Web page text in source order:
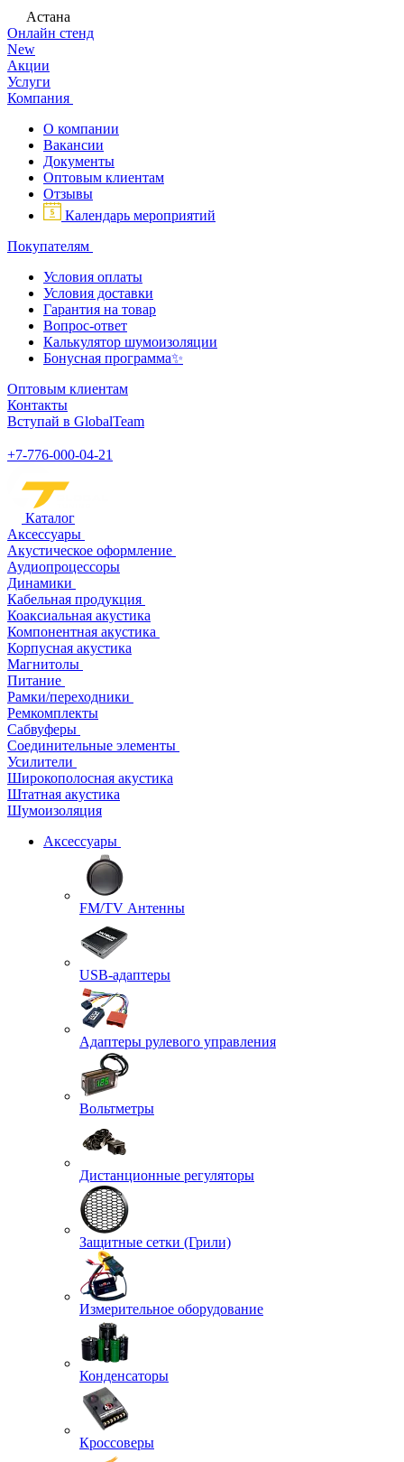
Астана
Онлайн стенд
New
Акции
Услуги
Компания
О компании
Вакансии
Документы
Оптовым клиентам
Отзывы
Календарь мероприятий
Покупателям
Условия оплаты
Условия доставки
Гарантия на товар
Вопрос-ответ
Калькулятор шумоизоляции
Бонусная программа✨
Оптовым клиентам
Контакты
Вступай в GlobalTeam
+7-776-000-04-21
Каталог
Аксессуары
Акустическое оформление
Аудиопроцессоры
Динамики
Кабельная продукция
Коаксиальная акустика
Компонентная акустика
Корпусная акустика
Магнитолы
Питание
Рамки/переходники
Ремкомплекты
Сабвуферы
Соединительные элементы
Усилители
Широкополосная акустика
Штатная акустика
Шумоизоляция
Аксессуары
FM/TV Антенны
USB-адаптеры
Адаптеры рулевого управления
Вольтметры
Дистанционные регуляторы
Защитные сетки (Грили)
Измерительное оборудование
Конденсаторы
Кроссоверы